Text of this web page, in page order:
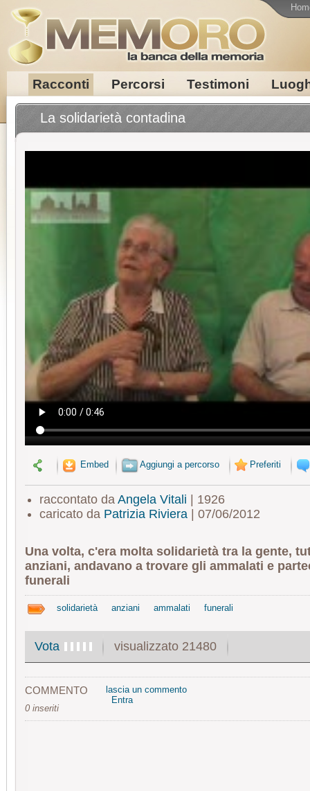
Racconti Percorsi Testimoni
La solidarietà contadina
Embed Aggiungi a percorso Preferiti
raccontato da Angela Vitali | 1926
caricato da Patrizia Riviera| 07/06/2012
Una volta, c'era molta solidarietà tra la gente,
anziani, andavano a trovare gli ammalati e
funerali
solidarietà anziani ammalati funerali
Vota visualizzato 21480
COMMENTO
0 inseriti
lascia un commento
Entra